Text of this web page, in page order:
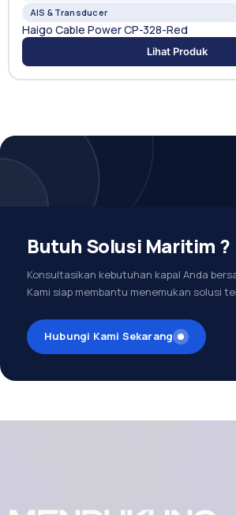
AIS & Transducer
Haigo Cable Power CP-328-Red
Lihat Produk
Butuh Solusi Maritim ?
Konsultasikan kebutuhan kapal Anda
Kami siap membantu menemukan solusi
Hubungi Kami Sekarang